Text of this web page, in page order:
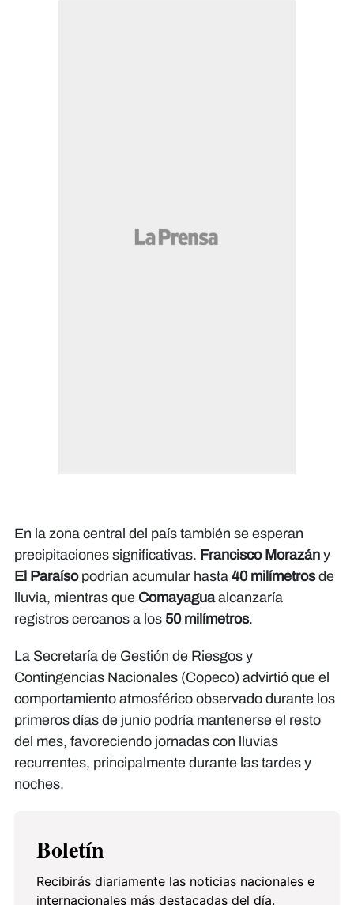
En la zona central del país también se esperan
precipitaciones significativas. Francisco Morazán y
El Paraísopodrían acumular hasta 40 milímetrosde
lluvia, mientras que Comayaguaalcanzaría
registros cercanos a los 50 milímetros.
La Secretaría de Gestión de Riesgos y
Contingencias Nacionales (Copeco) advirtió que el
comportamiento atmosférico observado durante los
primeros días de junio podría mantenerse el resto
del mes, favoreciendo jornadas con lluvias
recurrentes, principalmente durante las tardes y
noches.
Boletín
Recibirás diariamente las noticias nacionales e
internacionales más destacadas del día.